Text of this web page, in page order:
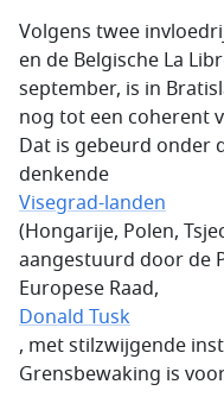
Volgens twee
en de Belgische La
september, is in
nog tot een coherent
Dat is gebeurd onder
denkende
Visegrad-landen
(Hongarije, Polen,
aangestuurd door de
Europese Raad,
Donald Tusk
, met stilzwijgende
Grensbewaking is